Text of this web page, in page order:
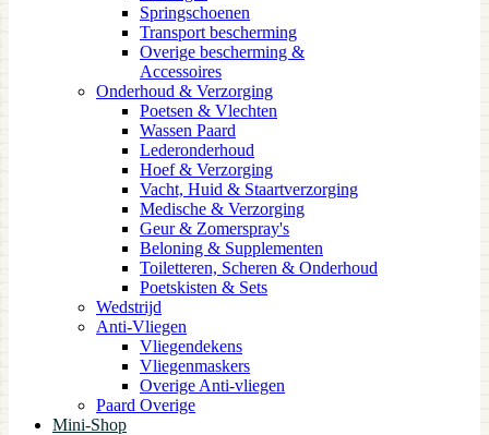
Springschoenen
Transport bescherming
Overige bescherming &
Accessoires
Onderhoud & Verzorging
Poetsen & Vlechten
Wassen Paard
Lederonderhoud
Hoef & Verzorging
Vacht, Huid & Staartverzorging
Medische & Verzorging
Geur & Zomerspray's
Beloning & Supplementen
Toiletteren, Scheren & Onderhoud
Poetskisten & Sets
Wedstrijd
Anti-Vliegen
Vliegendekens
Vliegenmaskers
Overige Anti-vliegen
Paard Overige
Mini-Shop